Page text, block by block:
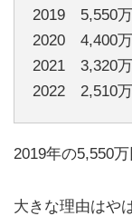
2019 5,550
2020 4,400
2021 3,320
2022 2,510
2019年の5,550
大きな理由はや